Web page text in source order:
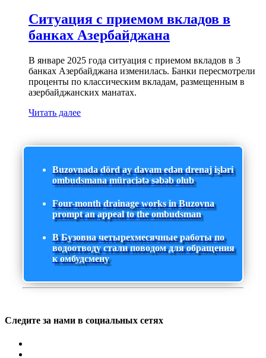
Ситуация с приемом вкладов в
банках Азербайджана
В январе 2025 года ситуация с приемом вкладов в 3
банках Азербайджана изменилась. Банки пересмотрели
проценты по классическим вкладам, размещенным в
азербайджанских манатах.
Читать далее
Buzovnada dörd ay davam edən drenaj işləri
ombudsmana müraciətə səbəb olub
Four-month drainage works in Buzovna
prompt an appeal to the ombudsman
В Бузовна четырехмесячные работы по
водоотводу стали поводом для обращения
к омбудсмену
Следите за нами в социальных сетях